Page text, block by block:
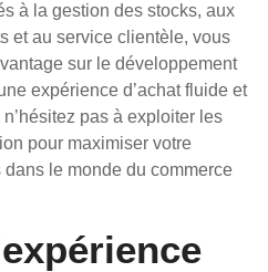
à la gestion des stocks, aux
et au service clientèle, vous
sur le développement
expérience d’achat fluide et
pas à exploiter les
pour maximiser votre
le monde du commerce